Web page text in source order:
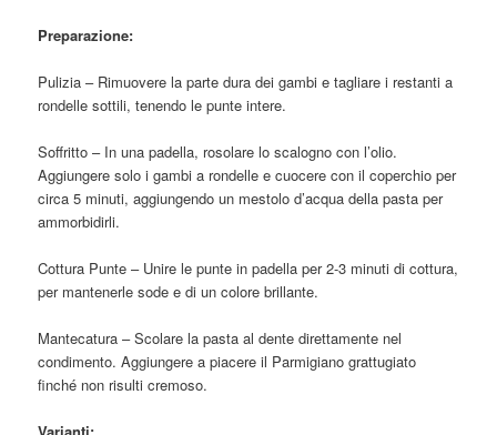
Preparazione:
Pulizia – Rimuovere la parte dura dei gambi e tagliare i restanti a
rondelle sottili, tenendo le punte intere.
Soffritto – In una padella, rosolare lo scalogno con l’olio.
Aggiungere solo i gambi a rondelle e cuocere con il coperchio per
circa 5 minuti, aggiungendo un mestolo d’acqua della pasta per
ammorbidirli.
Cottura Punte – Unire le punte in padella per 2-3 minuti di cottura,
per mantenerle sode e di un colore brillante.
Mantecatura – Scolare la pasta al dente direttamente nel
condimento. Aggiungere a piacere il Parmigiano grattugiato
finché non risulti cremoso.
Varianti: